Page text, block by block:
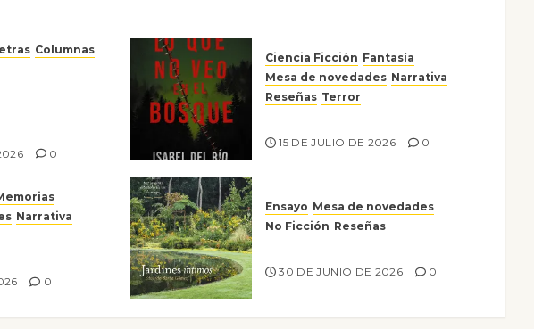
Columnas
0
Ciencia Ficción Fantasía
Mesa de novedades Narrativa
Reseñas Terror
15 DE JULIO DE 2026 0
Narrativa
0
Ensayo Mesa de novedades
No Ficción Reseñas
30 DE JUNIO DE 2026 0